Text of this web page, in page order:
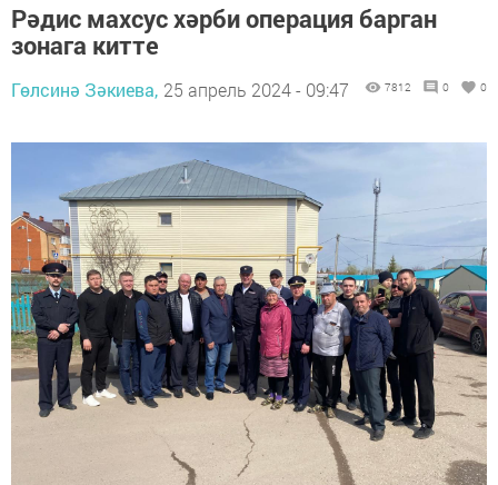
Рәдис махсус хәрби операция барган
зонага китте
Гөлсинә Зәкиева, 25 апрель 2024 - 09:47 7812 0 0